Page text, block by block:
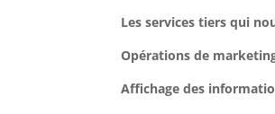
Les services tiers qui
Opérations de
Affichage des